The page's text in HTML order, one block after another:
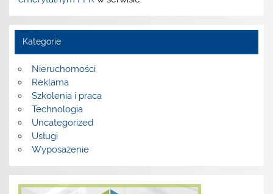
Kategorie
Nieruchomości
Reklama
Szkolenia i praca
Technologia
Uncategorized
Usługi
Wyposażenie